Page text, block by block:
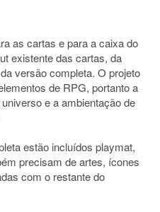
as cartas e para a caixa do
existente das cartas, da
versão completa. O projeto
de RPG, portanto a
e a ambientação de
estão incluídos playmat,
precisam de artes, ícones
com o restante do